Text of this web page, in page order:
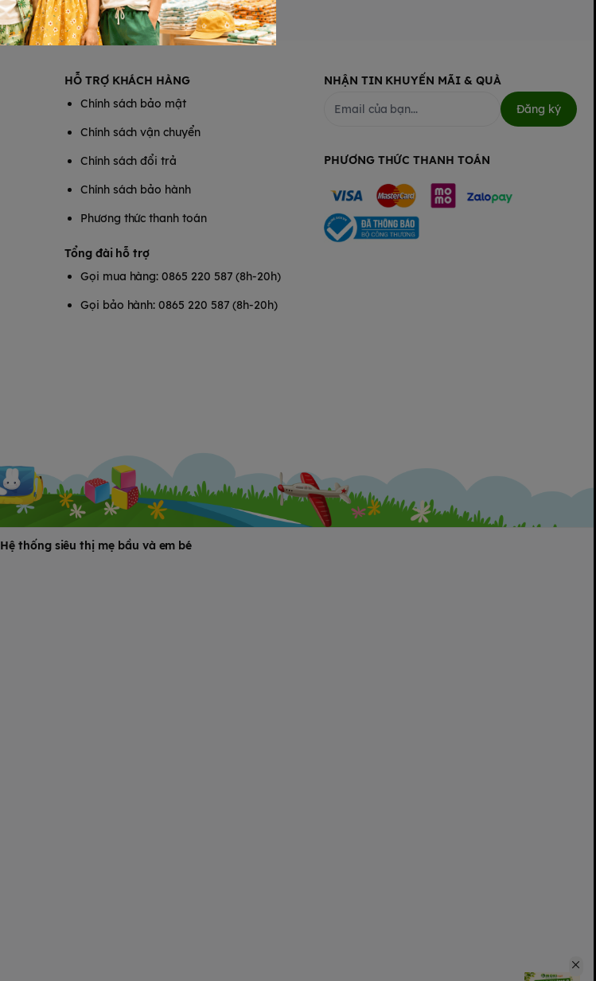
HỖ TRỢ KHÁCH HÀNG
Chính sách bảo mật
Chính sách vận chuyển
Chính sách đổi trả
Chính sách bảo hành
Phương thức thanh toán
Tổng đài hỗ trợ
Gọi mua hàng: 0865 220 587 (8h-20h)
Gọi bảo hành: 0865 220 587 (8h-20h)
NHẬN TIN KHUYẾN MÃI & QUÀ
Đăng ký
PHƯƠNG THỨC THANH TOÁN
Hệ thống siêu thị mẹ bầu và em bé